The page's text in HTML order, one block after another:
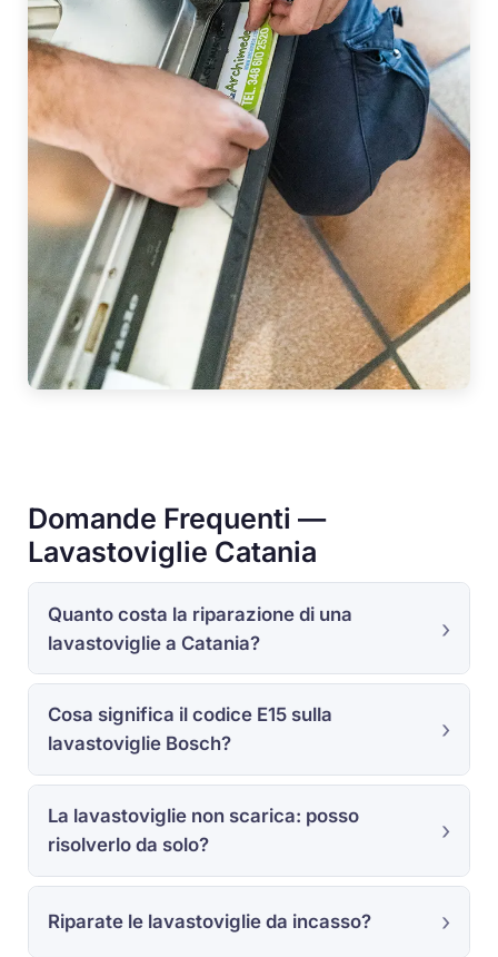
Domande Frequenti —
Lavastoviglie Catania
Quanto costa la riparazione di una
lavastoviglie a Catania?
Cosa significa il codice E15 sulla
lavastoviglie Bosch?
La lavastoviglie non scarica: posso
risolverlo da solo?
Riparate le lavastoviglie da incasso?